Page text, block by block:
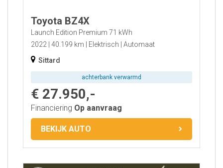
Toyota BZ4X
Launch Edition Premium 71 kWh
2022
40.199 km Elektrisch
Automaat
Sittard
achterbank verwarmd
€ 27.950,-
Financiering Op aanvraag
BEKIJK AUTO